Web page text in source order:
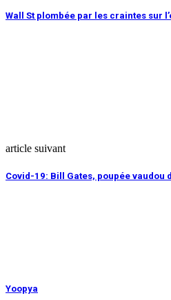
Wall St plombée par les craintes sur
article suivant
Covid-19: Bill Gates, poupée vaudou
Yoopya